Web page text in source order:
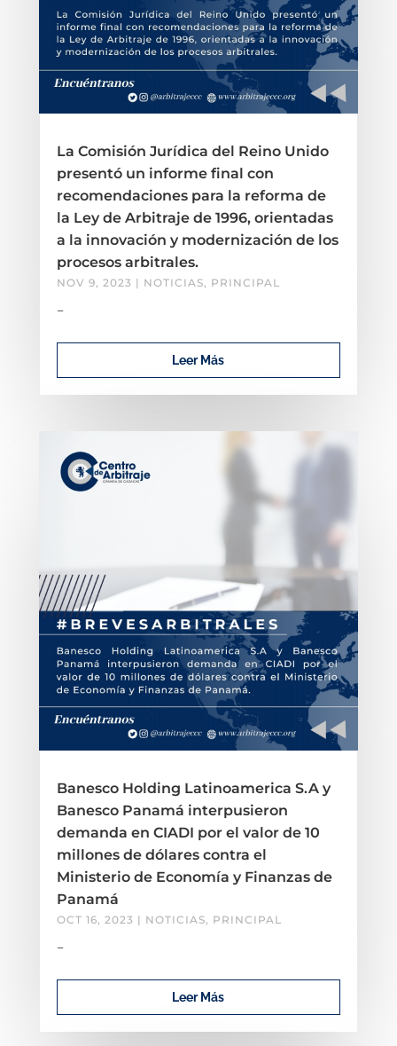
La Comisión Jurídica del Reino Unido
presentó un informe final con
recomendaciones para la reforma de
la Ley de Arbitraje de 1996, orientadas
a la innovación y modernización de los
procesos arbitrales.
NOV 9, 2023 | NOTICIAS, PRINCIPAL
–
Leer Más
Banesco Holding Latinoamerica S.A y
Banesco Panamá interpusieron
demanda en CIADI por el valor de 10
millones de dólares contra el
Ministerio de Economía y Finanzas de
Panamá
OCT 16, 2023 | NOTICIAS, PRINCIPAL
–
Leer Más